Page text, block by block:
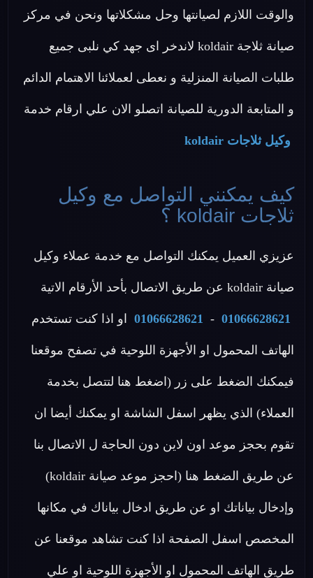
والوقت اللازم لصيانتها وحل مشكلاتها ونحن في مركز
صيانة ثلاجة koldair لاندخر اى جهد كي نلبى جميع
طلبات الصيانة المنزلية و نعطى لعملائنا الاهتمام الدائم
و المتابعة الدورية للصيانة اتصلو الان علي ارقام خدمة
وكيل ثلاجات koldair
كيف يمكنني التواصل مع وكيل
ثلاجات koldair ؟
عزيزي العميل يمكنك التواصل مع خدمة عملاء وكيل
صيانة koldair عن طريق الاتصال بأحد الأرقام الاتية
01066628621
-
01066628621 او اذا كنت تستخدم
الهاتف المحمول او الأجهزة اللوحية في تصفح موقعنا
فيمكنك الضغط على زر (اضغط هنا لتتصل بخدمة
العملاء) الذي يظهر اسفل الشاشة او يمكنك أيضا ان
تقوم بحجز موعد اون لاين دون الحاجة ل الاتصال بنا
عن طريق الضغط هنا (احجز موعد صيانة koldair)
وإدخال بياناتك او عن طريق ادخال بياناك في مكانها
المخصص اسفل الصفحة اذا كنت تشاهد موقعنا عن
طريق الهاتف المحمول او الأجهزة اللوحية او علي